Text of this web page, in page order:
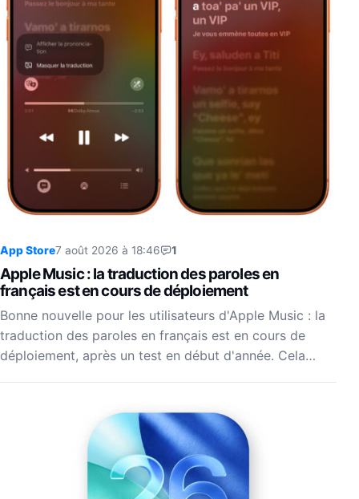
App Store7 août 2026 à 18:46 1
Apple Music : la traduction des paroles en
français est en cours de déploiement
Bonne nouvelle pour les utilisateurs d'Apple Music : la
traduction des paroles en français est en cours de
déploiement, après un test en début d'année. Cela…